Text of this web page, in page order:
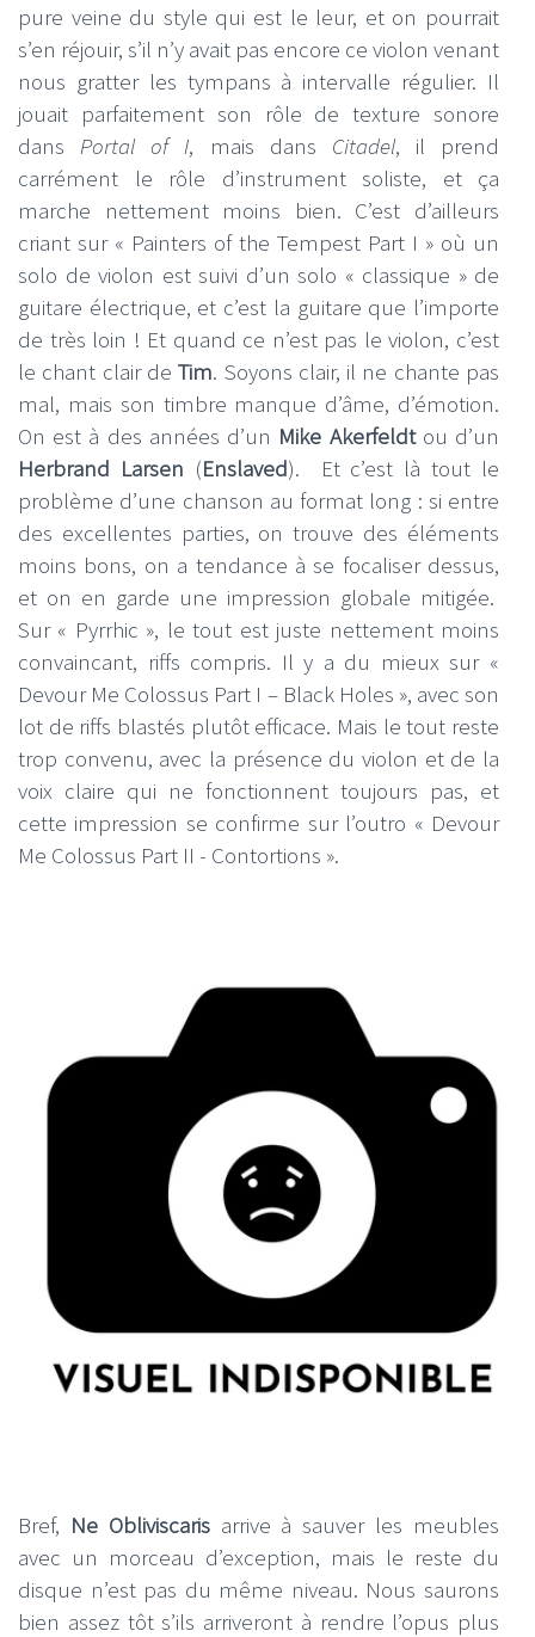
pure veine du style qui est le leur, et on pourrait
s’en réjouir, s’il n’y avait pas encore ce violon venant
nous gratter les tympans à intervalle régulier. Il
jouait parfaitement son rôle de texture sonore
dansPortal of I, mais dans Citadel, il prend
carrément le rôle d’instrument soliste, et ça
marche nettement moins bien. C’est d’ailleurs
criant sur « Painters of the Tempest Part I » où un
solo de violon est suivi d’un solo « classique » de
guitare électrique, et c’est la guitare que l’importe
de très loin ! Et quand ce n’est pas le violon, c’est
le chant clair deTim. Soyons clair, il ne chante pas
mal, mais son timbre manque d’âme, d’émotion.
On est à des années d’un Mike Akerfeldtou d’un
Herbrand Larsen (Enslaved). Et c’est là tout le
problème d’une chanson au format long : si entre
des excellentes parties, on trouve des éléments
moins bons, on a tendance à se focaliser dessus,
et on en garde une impression globale mitigée.
Sur « Pyrrhic », le tout est juste nettement moins
convaincant, riffs compris. Il y a du mieux sur «
Devour Me Colossus Part I – Black Holes », avec son
lot de riffs blastés plutôt efficace. Mais le tout reste
trop convenu, avec la présence du violon et de la
voix claire qui ne fonctionnent toujours pas, et
cette impression se confirme sur l’outro « Devour
Me Colossus Part II - Contortions ».
Bref, Ne Obliviscarisarrive à sauver les meubles
avec un morceau d’exception, mais le reste du
disque n’est pas du même niveau. Nous saurons
bien assez tôt s’ils arriveront à rendre l’opus plus